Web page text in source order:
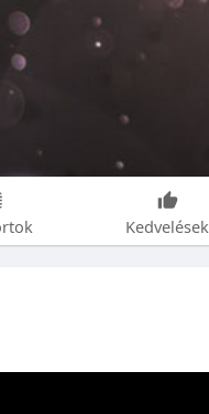
Kedvelések